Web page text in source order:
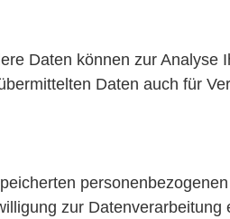
Daten können zur Analyse
Daten auch für
zur